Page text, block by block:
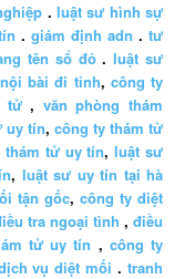
.luật sư hình sự
.giám định adn .tư
tên sổ đỏ.luật sư
bài đi tỉnh, công ty
tử, văn phòng thám
uy tín, công ty thám tử
thám tử uy tín,luật sư
, luật sư uy tín tại hà
tận gốc, công ty diệt
tra ngoại tình ,điều
tử uy tín , công ty
vụ diệt mối .tranh